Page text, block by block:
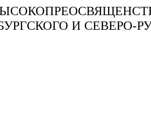
И СЕВЕРО-